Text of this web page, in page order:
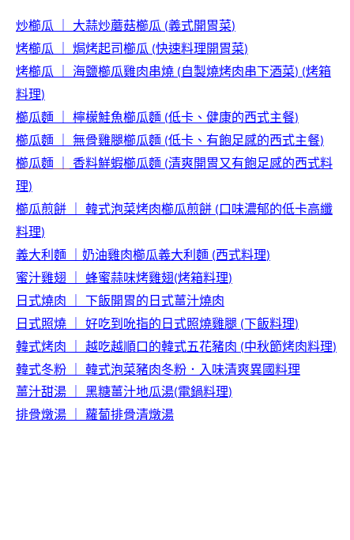
炒櫛瓜 大蒜炒蘑菇櫛瓜 (義式開胃菜)
烤櫛瓜 焗烤起司櫛瓜 (快速料理開胃菜)
烤櫛瓜 海鹽櫛瓜雞肉串燒 (自製燒烤肉串下酒菜) (烤箱
料理)
櫛瓜麵 檸檬鮭魚櫛瓜麵 (低卡、健康的西式主餐)
櫛瓜麵 無骨雞腿櫛瓜麵 (低卡、有飽足感的西式主餐)
櫛瓜麵 香料鮮蝦櫛瓜麵 (清爽開胃又有飽足感的西式料
理)
櫛瓜煎餅 韓式泡菜烤肉櫛瓜煎餅 ( 口味濃郁的低卡高纖
料理)
義大利麵 奶油雞肉櫛瓜義大利麵 (西式料理)
蜜汁雞翅 蜂蜜蒜味烤雞翅(烤箱料理)
日式燒肉
下飯開胃的日式薑汁燒肉
日式照燒
好吃到吮指的日式照燒雞腿 (下飯料理)
韓式烤肉 越吃越順口的韓式五花豬肉 (中秋節烤肉料理)
韓式冬粉
韓式泡菜豬肉冬粉．入味清爽異國料理
薑汁甜湯
黑糖薑汁地瓜湯(電鍋料理)
排骨燉湯 蘿蔔排骨清燉湯